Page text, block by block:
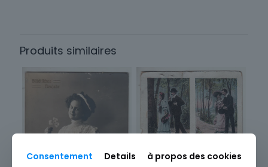
Produits similaires
Consentement Details à propos des cookies